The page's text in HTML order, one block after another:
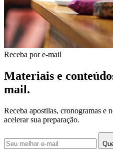
Receba por e-mail
Materiais e
mail.
Receba apostilas, cronogramas e
acelerar sua preparação.